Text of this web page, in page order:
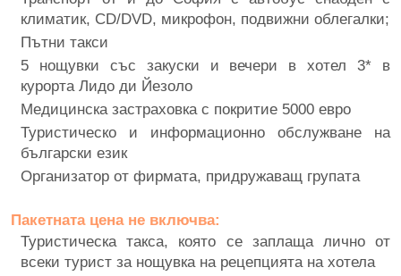
климатик, CD/DVD, микрофон, подвижни облегалки;
Пътни такси
5 нощувки със закуски и вечери в хотел 3* в
курорта Лидо ди Йезоло
Медицинска застраховка с покритие 5000 евро
Туристическо и информационно обслужване на
български език
Организатор от фирмата, придружаващ групата
Пакетната цена не включва:
Туристическа такса, която се заплаща лично от
всеки турист за нощувка на рецепцията на хотела